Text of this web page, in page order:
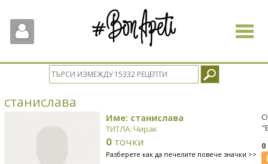
Toggle
станислава
Име: станислава
ТИТЛА: Чирак
0 точки
Разберете как да печелите повече значки >>